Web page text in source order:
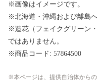
※画像はイメージです。
※北海道・沖縄および離島
※造花（フェイクグリーン
ではありません。
※商品コード: 57864500
本ページは、提供自治体から